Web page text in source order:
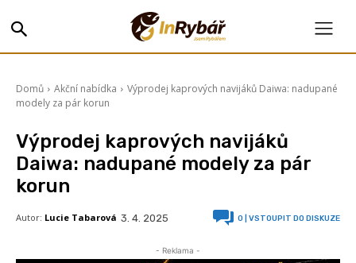
Domů Akční nabídka
Výprodej kaprových navijáků Daiwa: nadupané
modely za pár korun
Výprodej kaprových navijáků
Daiwa: nadupané modely za pár
korun
Autor: Lucie Tabarová 3. 4. 2025 0 | VSTOUPIT DO DISKUZE
- Reklama -